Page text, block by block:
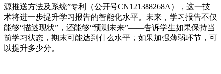
源推送方法及系统”专利（公开号CN121388268A），这一技
术将进一步提升学习报告的智能化水平。未来，学习报告不仅
能够“描述现状”，还能够“预测未来”——告诉学生如果保持当
前学习状态，期末可能达到什么水平；如果加强薄弱环节，可
以提升多少分。